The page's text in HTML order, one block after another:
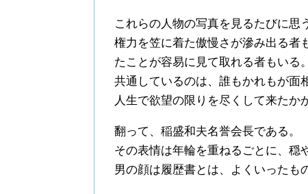
これらの人物の写真を見るたびに思
権力を笠に着た傲慢さが滲み出る者
たことが容易に見て取れる者もいる。
共通しているのは、誰もかれもが面
人生で欲望の限りを尽くして来たか
翻って、稲盛和夫名誉会長である。
その表情は年輪を重ねるごとに、穏
男の顔は履歴書とは、よくいったも